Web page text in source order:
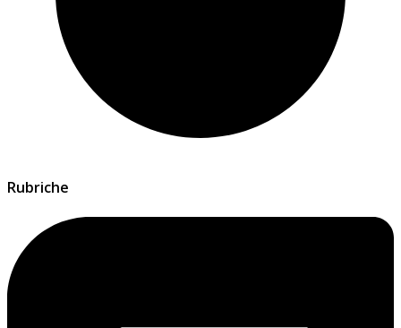
Rubriche